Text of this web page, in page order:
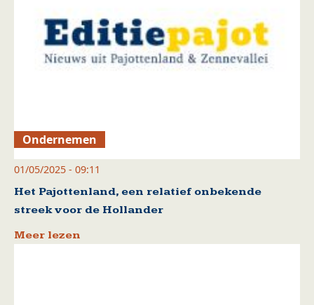
Ondernemen
01/05/2025 - 09:11
Het Pajottenland, een relatief onbekende
streek voor de Hollander
Meer lezen